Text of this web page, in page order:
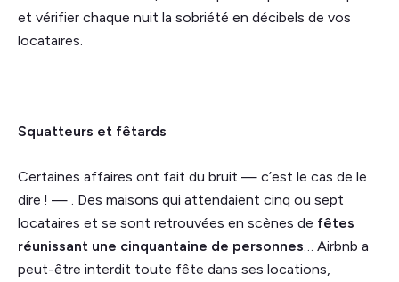
et vérifier chaque nuit la sobriété en décibels de vos
locataires.
Squatteurs et fêtards
Certaines affaires ont fait du bruit — c’est le cas de le
dire ! — . Des maisons qui attendaient cinq ou sept
locataires et se sont retrouvées en scènes de fêtes
réunissant une cinquantaine de personnes… Airbnb a
peut-être interdit toute fête dans ses locations,